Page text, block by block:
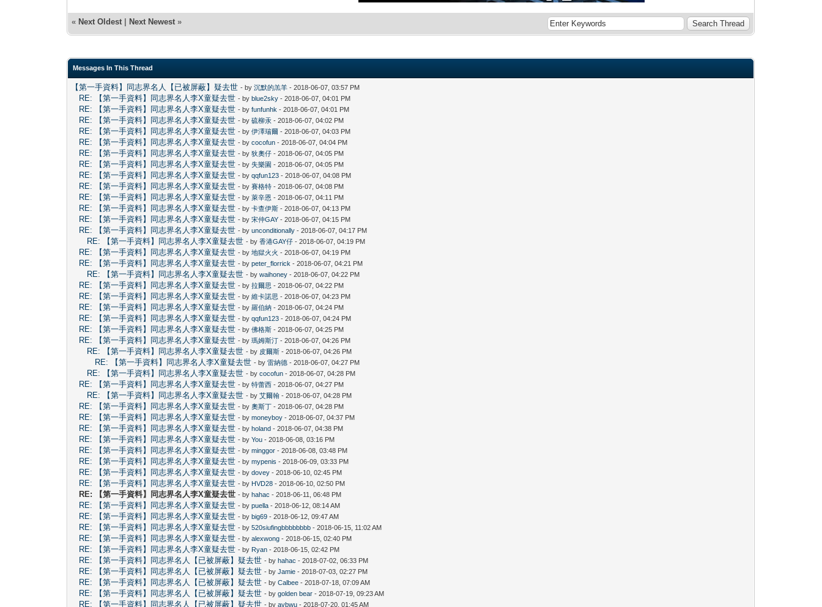
« Next Oldest | Next Newest »
Messages In This Thread
【第一手資料】同志界名人【已被屏蔽】疑去世 - by沉默的羔羊 - 2018-06-07, 03:57 PM
RE: 【第一手資料】同志界名人李X童疑去世 - byblue2sky - 2018-06-07, 04:01 PM
RE: 【第一手資料】同志界名人李X童疑去世 - byfunfunhk - 2018-06-07, 04:01 PM
RE: 【第一手資料】同志界名人李X童疑去世 - by硫柳汞 - 2018-06-07, 04:02 PM
RE: 【第一手資料】同志界名人李X童疑去世 - by伊澤瑞爾 - 2018-06-07, 04:03 PM
RE: 【第一手資料】同志界名人李X童疑去世 - bycocofun - 2018-06-07, 04:04 PM
RE: 【第一手資料】同志界名人李X童疑去世 - by狄奧仔 - 2018-06-07, 04:05 PM
RE: 【第一手資料】同志界名人李X童疑去世 - by失樂園 - 2018-06-07, 04:05 PM
RE: 【第一手資料】同志界名人李X童疑去世 - byqqfun123 - 2018-06-07, 04:08 PM
RE: 【第一手資料】同志界名人李X童疑去世 - by賽格特 - 2018-06-07, 04:08 PM
RE: 【第一手資料】同志界名人李X童疑去世 - by萊辛恩 - 2018-06-07, 04:11 PM
RE: 【第一手資料】同志界名人李X童疑去世 - by卡查伊斯 - 2018-06-07, 04:13 PM
RE: 【第一手資料】同志界名人李X童疑去世 - by宋仲GAY - 2018-06-07, 04:15 PM
RE: 【第一手資料】同志界名人李X童疑去世 - byunconditionally - 2018-06-07, 04:17 PM
RE: 【第一手資料】同志界名人李X童疑去世 - by香港GAY仔 - 2018-06-07, 04:19 PM
RE: 【第一手資料】同志界名人李X童疑去世 - by地獄火火 - 2018-06-07, 04:19 PM
RE: 【第一手資料】同志界名人李X童疑去世 - bypeter_florrick - 2018-06-07, 04:21 PM
RE: 【第一手資料】同志界名人李X童疑去世 - bywaihoney - 2018-06-07, 04:22 PM
RE: 【第一手資料】同志界名人李X童疑去世 - by拉爾思 - 2018-06-07, 04:22 PM
RE: 【第一手資料】同志界名人李X童疑去世 - by維卡諾思 - 2018-06-07, 04:23 PM
RE: 【第一手資料】同志界名人李X童疑去世 - by羅伯納 - 2018-06-07, 04:24 PM
RE: 【第一手資料】同志界名人李X童疑去世 - byqqfun123 - 2018-06-07, 04:24 PM
RE: 【第一手資料】同志界名人李X童疑去世 - by佛格斯 - 2018-06-07, 04:25 PM
RE: 【第一手資料】同志界名人李X童疑去世 - by瑪姆斯汀 - 2018-06-07, 04:26 PM
RE: 【第一手資料】同志界名人李X童疑去世 - by 皮爾斯 - 2018-06-07, 04:26 PM
RE: 【第一手資料】同志界名人李X童疑去世 - by雷納德 - 2018-06-07, 04:27 PM
RE: 【第一手資料】同志界名人李X童疑去世 - bycocofun - 2018-06-07, 04:28 PM
RE: 【第一手資料】同志界名人李X童疑去世 - by特蕾西 - 2018-06-07, 04:27 PM
RE: 【第一手資料】同志界名人李X童疑去世 - by艾爾翰 - 2018-06-07, 04:28 PM
RE: 【第一手資料】同志界名人李X童疑去世 - by奧斯丁 - 2018-06-07, 04:28 PM
RE: 【第一手資料】同志界名人李X童疑去世 - bymoneyboy - 2018-06-07, 04:37 PM
RE: 【第一手資料】同志界名人李X童疑去世 - byholand - 2018-06-07, 04:38 PM
RE: 【第一手資料】同志界名人李X童疑去世 - byYou - 2018-06-08, 03:16 PM
RE: 【第一手資料】同志界名人李X童疑去世 - byminggor - 2018-06-08, 03:48 PM
RE: 【第一手資料】同志界名人李X童疑去世 - bymypenis - 2018-06-09, 03:33 PM
RE: 【第一手資料】同志界名人李X童疑去世 - bydovey - 2018-06-10, 02:45 PM
RE: 【第一手資料】同志界名人李X童疑去世 - by HVD28 - 2018-06-10, 02:50 PM
RE: 【第一手資料】同志界名人李X童疑去世 - byhahac - 2018-06-11, 06:48 PM
RE: 【第一手資料】同志界名人李X童疑去世 - bypuella - 2018-06-12, 08:14 AM
RE: 【第一手資料】同志界名人李X童疑去世 - bybig69 - 2018-06-12, 09:47 AM
RE: 【第一手資料】同志界名人李X童疑去世 - by520siufingbbbbbbbb - 2018-06-15, 11:02 AM
RE: 【第一手資料】同志界名人李X童疑去世 - byalexwong - 2018-06-15, 02:40 PM
RE: 【第一手資料】同志界名人李X童疑去世 - by Ryan - 2018-06-15, 02:42 PM
RE: 【第一手資料】同志界名人【已被屏蔽】疑去世 - byhahac - 2018-07-02, 06:33 PM
RE: 【第一手資料】同志界名人【已被屏蔽】疑去世 - byJamie - 2018-07-03, 02:27 PM
RE: 【第一手資料】同志界名人【已被屏蔽】疑去世 - byCalbee - 2018-07-18, 07:09 AM
RE: 【第一手資料】同志界名人【已被屏蔽】疑去世 - bygolden bear - 2018-07-19, 09:23 AM
RE: 【第一手資料】同志界名人【已被屏蔽】疑去世 - byavbwu - 2018-07-20, 01:45 AM